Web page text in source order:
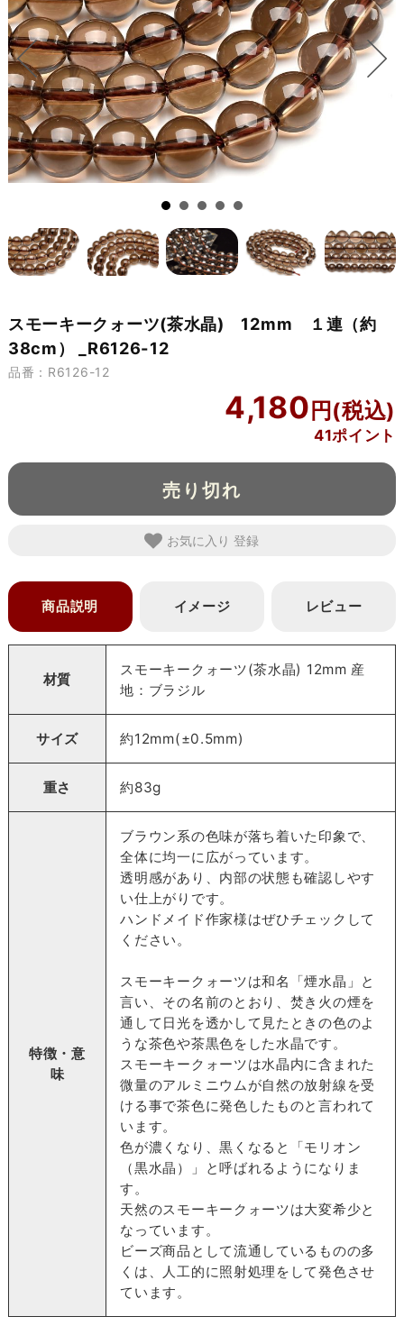
スモーキークォーツ(茶水晶) 12mm １連（約
38cm） _R6126-12
品番：R6126-12
4,180
41ポイント
売り切れ
お気に入り
商品説明 イメージ レビュー
材質
スモーキークォーツ(茶水晶) 12mm 産
地：ブラジル
サイズ 約12mm(±0.5mm)
重さ 約83g
特徴・意
味
ブラウン系の色味が落ち着いた印象で、
全体に均一に広がっています。
透明感があり、内部の状態も確認しやす
い仕上がりです。
ハンドメイド作家様はぜひチェックして
ください。
スモーキークォーツは和名「煙水晶」と
言い、その名前のとおり、焚き火の煙を
通して日光を透かして見たときの色のよ
うな茶色や茶黒色をした水晶です。
スモーキークォーツは水晶内に含まれた
微量のアルミニウムが自然の放射線を受
ける事で茶色に発色したものと言われて
います。
色が濃くなり、黒くなると「モリオン
（黒水晶）」と呼ばれるようになりま
す。
天然のスモーキークォーツは大変希少と
なっています。
ビーズ商品として流通しているものの多
くは、人工的に照射処理をして発色させ
ています。